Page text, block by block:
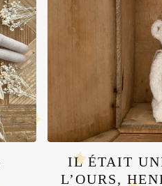
IL ÉTAIT
L’OURS,